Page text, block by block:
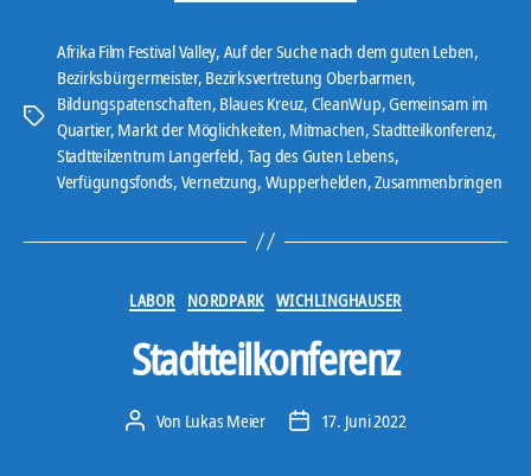
Schlagwörter
Afrika Film Festival Valley, Auf der Suche nach dem guten Leben,
Bezirksbürgermeister, Bezirksvertretung Oberbarmen,
Bildungspatenschaften, Blaues Kreuz, CleanWup,Gemeinsam im
Quartier, Markt der Möglichkeiten, Mitmachen,Stadtteilkonferenz,
Stadtteilzentrum Langerfeld, Tag des Guten Lebens,
Verfügungsfonds, Vernetzung, Wupperhelden,Zusammenbringen
Kategorien
LABOR NORDPARK WICHLINGHAUSER
Stadtteilkonferenz
Beitragsautor
Von Lukas Meier Veröffentlichungsdatum
17. Juni 2022